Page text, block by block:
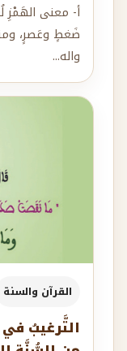
أ- معنى الهَمْزِ
ضَغطٍ وعَصرٍ،
واله...
القرآن والسنة
التَّرغيبُ